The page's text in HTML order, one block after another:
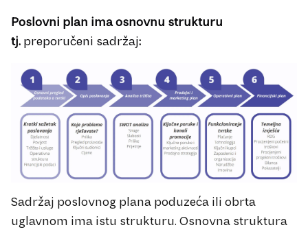
Poslovni plan ima osnovnu strukturu
tj. preporučeni sadržaj:
Sadržaj poslovnog plana poduzeća ili obrta
uglavnom ima istu strukturu. Osnovna struktura